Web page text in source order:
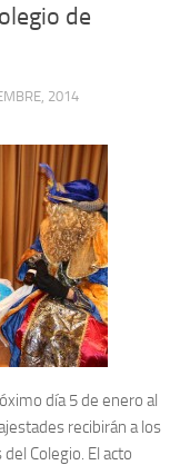
de
2014
día 5 de enero al
recibirán a los
Colegio. El acto